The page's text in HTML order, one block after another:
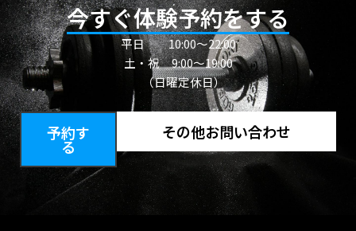
今すぐ体験予約をする
平日10:00〜22:00
土・祝 9:00～19:00
（日曜定休日）
予約す
る
その他お問い合わせ